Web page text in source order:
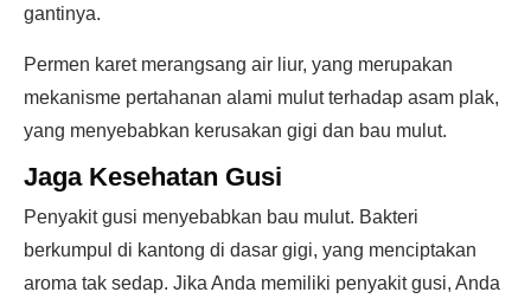
gantinya.
Permen karet merangsang air liur, yang merupakan
mekanisme pertahanan alami mulut terhadap asam plak,
yang menyebabkan kerusakan gigi dan bau mulut.
Jaga Kesehatan Gusi
Penyakit gusi menyebabkan bau mulut. Bakteri
berkumpul di kantong di dasar gigi, yang menciptakan
aroma tak sedap. Jika Anda memiliki penyakit gusi, Anda